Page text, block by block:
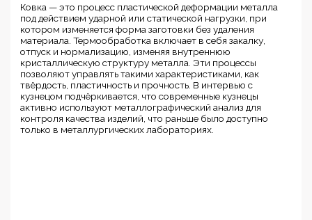
Ковка — это процесс пластической деформации металла
под действием ударной или статической нагрузки, при
котором изменяется форма заготовки без удаления
материала. Термообработка включает в себя закалку,
отпуск и нормализацию, изменяя внутреннюю
кристаллическую структуру металла. Эти процессы
позволяют управлять такими характеристиками, как
твёрдость, пластичность и прочность. В интервью с
кузнецом подчёркивается, что современные кузнецы
активно используют металлографический анализ для
контроля качества изделий, что раньше было доступно
только в металлургических лабораториях.